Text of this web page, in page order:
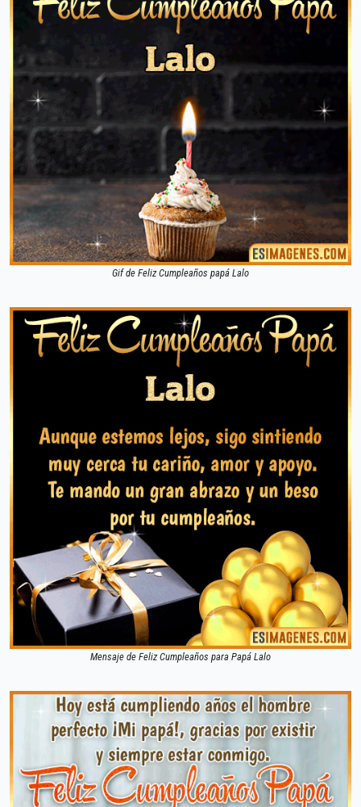
Gif de Feliz Cumpleaños papá Lalo
Mensaje de Feliz Cumpleaños para Papá Lalo